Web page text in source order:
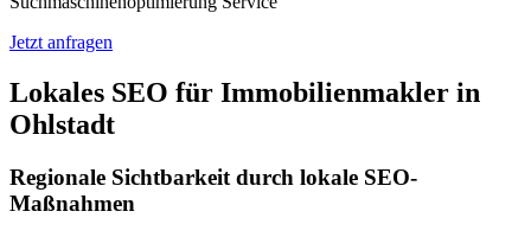
Jetzt anfragen
Lokales SEO für Immobilienmakler in
Ohlstadt
Regionale Sichtbarkeit durch lokale SEO-
Maßnahmen